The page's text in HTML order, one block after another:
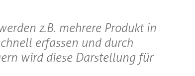
z.B. mehrere Produkt in
erfassen und durch
wird diese Darstellung für